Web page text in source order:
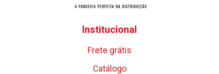
Institucional
Frete grátis
Catálogo